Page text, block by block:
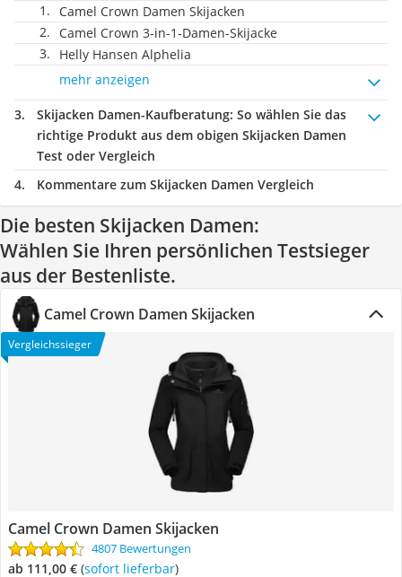
Camel Crown Damen Skijacken
Camel Crown 3-in-1-Damen-Skijacke
Helly Hansen Alphelia
mehr anzeigen
Skijacken Damen-Kaufberatung: So wählen Sie das
richtige Produkt aus dem obigen Skijacken Damen
Test oder Vergleich
Kommentare zum Skijacken Damen Vergleich
Die besten Skijacken Damen:
Wählen Sie Ihren persönlichen Testsieger
aus der Bestenliste.
Camel Crown Damen Skijacken
Vergleichssieger
Camel Crown Damen Skijacken
4807 Bewertungen
ab 111,00 € ( Sofort lieferbar)